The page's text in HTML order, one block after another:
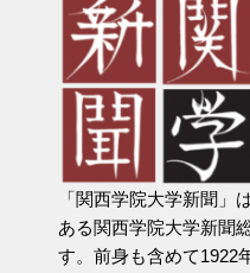
「関西学院大学新聞」
ある関西学院大学新聞
す。前身も含めて1922